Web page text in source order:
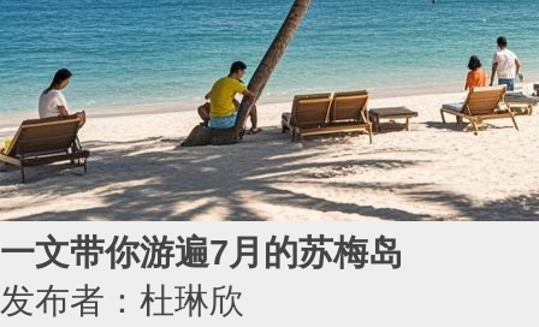
一文带你游遍7月的苏梅岛
发布者：杜琳欣